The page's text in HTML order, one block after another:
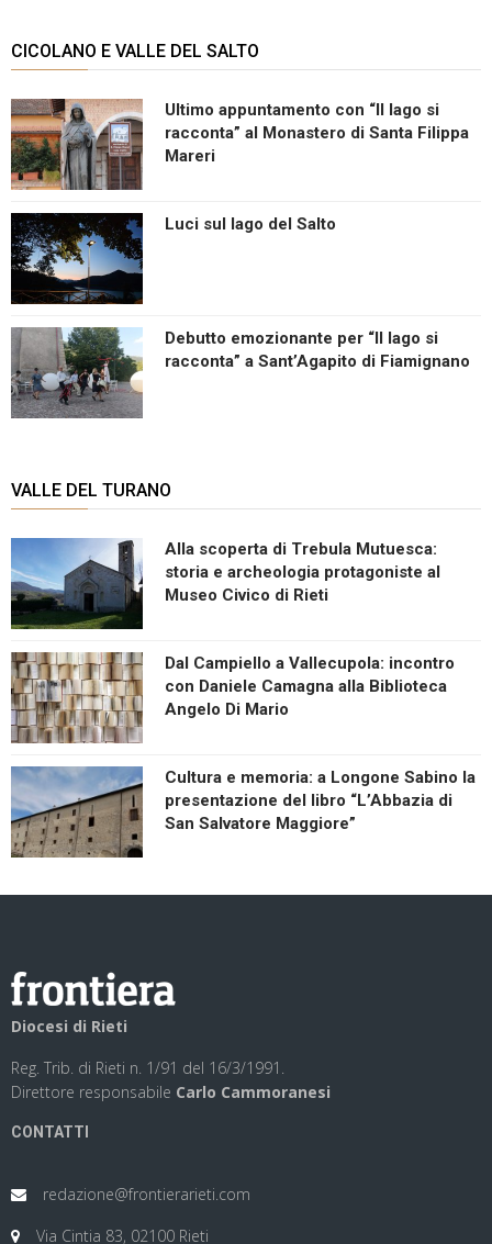
CICOLANO E VALLE DEL SALTO
Ultimo appuntamento con “Il lago si
racconta” al Monastero di Santa Filippa
Mareri
Luci sul lago del Salto
Debutto emozionante per “Il lago si
racconta” a Sant’Agapito di Fiamignano
VALLE DEL TURANO
Alla scoperta di Trebula Mutuesca:
storia e archeologia protagoniste al
Museo Civico di Rieti
Dal Campiello a Vallecupola: incontro
con Daniele Camagna alla Biblioteca
Angelo Di Mario
Cultura e memoria: a Longone Sabino la
presentazione del libro “L’Abbazia di
San Salvatore Maggiore”
Diocesi di Rieti
Reg. Trib. di Rieti n. 1/91 del 16/3/1991.
Direttore responsabile Carlo Cammoranesi
CONTATTI
redazione@frontierarieti.com
Via Cintia 83, 02100 Rieti